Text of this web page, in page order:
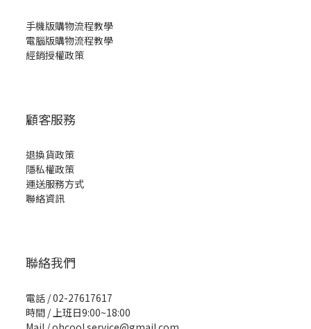
手機版購物流程教學
電腦版購物流程教學
經銷授權政策
顧客服務
退換貨政策
隱私權政策
運送服務方式
聯絡資訊
聯絡我們
電話 / 02-27617617
時間 / 上班日9:00~18:00